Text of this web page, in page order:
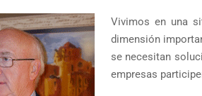
Vivimos en una
dimensión
se necesitan
empresas